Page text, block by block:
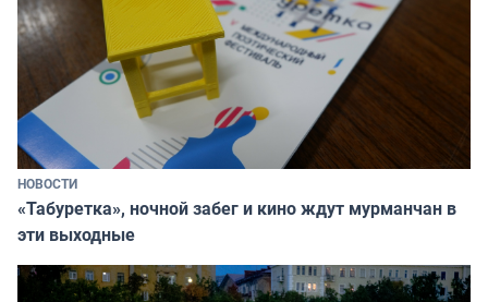
НОВОСТИ
«Табуретка», ночной забег и кино ждут мурманчан в
эти выходные